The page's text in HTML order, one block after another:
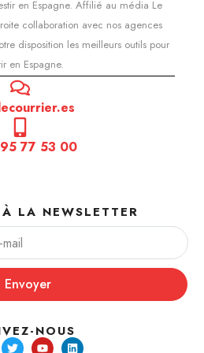
en Espagne. Affilié au média Le
collaboration avec nos agences
disposition les meilleurs outils pour
en Espagne.
77 53 00
LA NEWSLETTER
Envoyer
NOUS